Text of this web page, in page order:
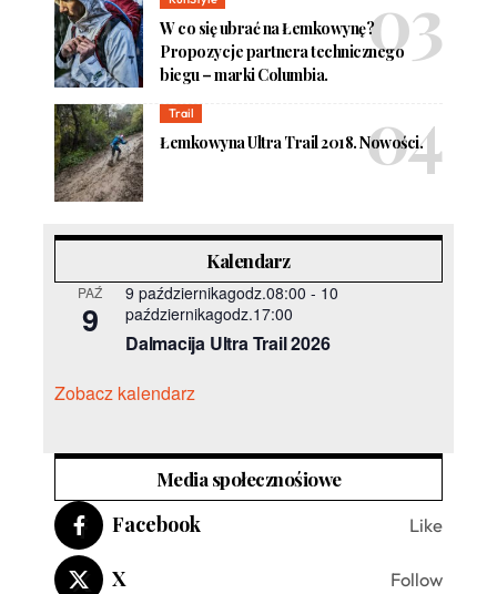
W co się ubrać na Łemkowynę?
Propozycje partnera technicznego
biegu – marki Columbia.
Trail
Łemkowyna Ultra Trail 2018. Nowości.
Kalendarz
PAŹ
9
9 październikagodz.08:00 - 10
październikagodz.17:00
Dalmacija Ultra Trail 2026
Zobacz kalendarz
Media społecznośiowe
Facebook Like
X Follow